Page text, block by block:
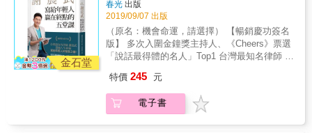
協助清償，逼得他從少年時代就已經練就對錢
的敏感度，以及無時無刻都在想方設法，怎樣
再去賺更多錢來拯救這個家？ 這樣的歷練勝過
任何財經企管學校的教育，簡單說智偉從小就
被投入「人生」這個殘酷的現實戰場去求生
存。如今回想起來，有時候智偉都無法想像，
如果要自己再重新走路那樣的還債歷程，他還
受不受得了？ 總之，才中學年紀的他就已經清
楚建立一個信念：「處在這猛獸叢林般的社
自立自強，假定他成長於安逸中，那未必能獲
致他將來的種種成就。 由於父母的特殊狀況，
身為四個孩子的老大，智偉從小就肩負著「長
兄如父」的角色，在父親經常宿醉母親則不常
在家的那些年，他要照養著底下三個年紀有點
差距弟弟們的生活。 如果只是這樣，那可能可
出一個精明幹練的企業幹才，但智偉的原生家
庭問題遠不只如此，除了父母長期管教缺席
外，還有如噩夢般伴隨著他成長的債務，可以
將，掀創咖啡新潮牌：薛舒聿（大玉） 藉由靈
魂藍圖找出自己生命意義：楊鎧蔚 & ●&&& 家
庭價值篇 成功的定義，不一定只限事業與財
富，幸福家庭也很重要。同樣的，我們追求夢
想，也可以是以家人福祉為主， 本篇分享四個
跟家庭成長相關的故事： 發現人生最大的功
課，就是愛的功課：陳毓群 曾經想要逃離這個
家，後來才找回愛的真諦：林耀群 過往她總是
為別人而活，終於學會愛自己才能被尊重：林
產業成為銷售冠軍：劉紘瑜 & ●&&& 事業經營
篇 傳統對於成功的定義，通常還是比較會以事
業有成做為評估標準，本篇邀請的三位朋友，
他們各自在所屬的產業追夢，最終也能達到相
當的成就， 包含： 壯年轉型房地產業，闖出一
的洗頭妹，後來成就令人欣羨的事業：何琳琳
從台中遠赴異鄉打拼事業，獲頒全國百大銷售
榮耀：戴君婷 & ●&&& 人生起伏篇 創業有人成
功，也會有人失敗。當走在順境時，如何維持
還是他人期待？」才能在追夢過程中，不因跌
跌撞撞而一蹶不振。這本書Ariel將無私分享在
這條「把喜歡化為成功」的夢想之路，究竟是
如何實現，進而朝著自己喜歡的事物持續前進
中。
中，十分重要的一環： 1. 使用清單或APP，記
錄想要培養的習慣，並持續追蹤進度。 2. 盡量
在早上或任何意志力最強的時候，完成最重要
的事情 。 3. 使用限制螢幕APP，並關掉不必
要的通知，減少使用手機的時間。 關於學習、
習慣養成，每個人適合的方法不同，而清單式
的理性思考，是幫助我們持續堅持的高效方法
之一。冥想、讀經、禱告、閱讀、創作、運
動、體重、睡眠時間&hellip;&hellip;，這些看似
意義時？吳浩中說：「其實每個人都有個內在
力量，這內在力量就是我們的功課，我們的人
生，就是要鍛鍊這個內在力量。」& 當我們覺
得努力也無法改變現實，覺得沮喪時？蔡姍姍
說：「人生就是一個舞台，我不管站在什麼位
置，主角也好，配角也好，跑龍套也好，我就
我的能量累積。& 當你找不到夢想，失去目標
時？謝美慧說：「夢想在每個人的心裡，發諸
心願，透過信仰及宇宙的力量散播出去，夢想
金石堂
春光 出版
2019/09/07 出版
（原名：機會命運，請選擇） 【暢銷慶功簽名
版】 多次入圍金鐘獎主持人、《Cheers》票選
「說話最得體的名人」Top1 台灣最知名律師 謝
謝震武的人生，你無法複製； 謝震武的態度，
你可以學習。 & 許多人都認為我來自一個優渥
的家庭、從小含著金湯匙出生。 但其實，我家
特價 245 元
電子書